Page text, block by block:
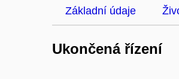
Základní údaje
Ukončená řízení